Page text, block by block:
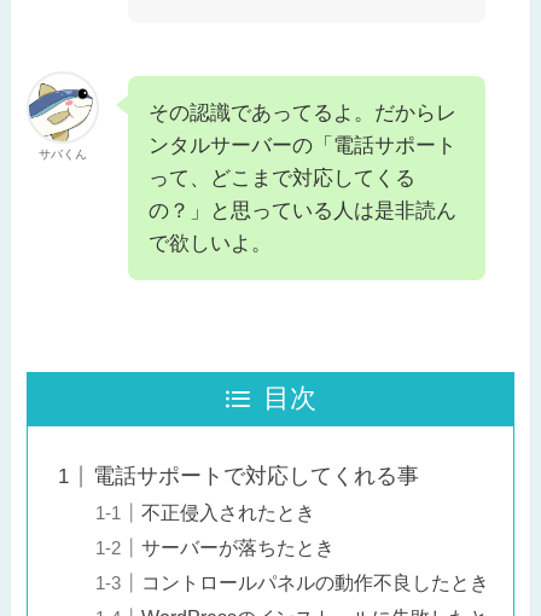
サバくん
その認識であってるよ。だからレ
ンタルサーバーの「電話サポート
って、どこまで対応してくる
の？」と思っている人は是非読ん
で欲しいよ。
目次
電話サポートで対応してくれる事
不正侵入されたとき
サーバーが落ちたとき
コントロールパネルの動作不良したとき